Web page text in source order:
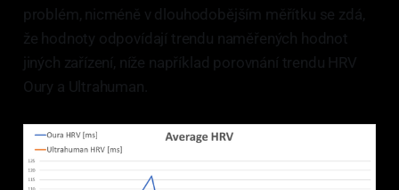
problém, nicméně v dlouhodobějším měřítku se zdá,
že hodnoty odpovídají trendu naměřených hodnot
jiných zařízení, níže například porovnání trendu HRV
Oury a Ultrahuman.